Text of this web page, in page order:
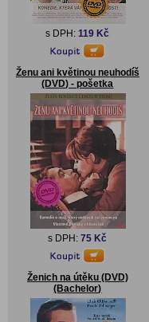
s DPH:119 Kč
Ženu ani květinou neuhodíš
(DVD) - pošetka
s DPH:75 Kč
Ženich na útěku (DVD)
(Bachelor)